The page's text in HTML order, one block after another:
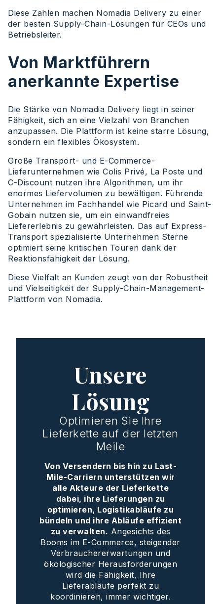
Diese Zahlen machen Nomadia Delivery zu einer
der besten Supply-Chain-Lösungen für CEOs und
Betriebsleiter.
Von Marktführern
anerkannte Expertise
Die Stärke von Nomadia Delivery liegt in seiner
Fähigkeit, sich an eine Vielzahl von Branchen
anzupassen. Die Plattform ist keine starre Lösung,
sondern ein flexibles Ökosystem.
Große Transport- und E-Commerce-
Lieferunternehmen wie Colis Privé, La Poste und
C-Discount nutzen ihre Algorithmen, um ihr
enormes Liefervolumen zu bewältigen. Führende
Unternehmen im Fachhandel wie Picard und Saint-
Gobain nutzen sie, um ein einwandfreies
Liefererlebnis zu gewährleisten. Das auf Express-
Transport spezialisierte Unternehmen Sterne
optimiert seine kritischen Touren dank der
Reaktionsfähigkeit der Lösung.
Diese Vielfalt an Kunden zeugt von der Robustheit
und Vielseitigkeit der Supply-Chain-Management-
Plattform von Nomadia.
Unsere
Lösung
Optimieren Sie Ihre
Lieferkette auf der letzten
Meile
Von Versendern bis hin zu Last-
Mile-Carriern unterstützen wir
alle Akteure der Lieferkette
dabei, ihre Lieferungen zu
optimieren, Logistikabläufe zu
bündeln und ihre Abläufe effizient
zu verwalten. Angesichts des
Booms im E-Commerce, steigender
Verbrauchererwartungen und
ökologischer Herausforderungen
wird die Fähigkeit, Ihre
Lieferabläufe perfekt zu
koordinieren, immer wichtiger.